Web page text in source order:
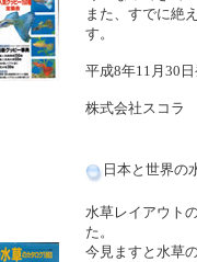
また、すでに絶
す。
平成8年11月30
株式会社スコラ
日本と世界の
水草レイアウト
た。
今見ますと水草